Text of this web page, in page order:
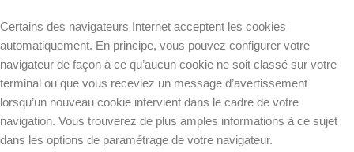
Certains des navigateurs Internet acceptent les cookies
automatiquement. En principe, vous pouvez configurer votre
navigateur de façon à ce qu’aucun cookie ne soit classé sur votre
terminal ou que vous receviez un message d’avertissement
lorsqu’un nouveau cookie intervient dans le cadre de votre
navigation. Vous trouverez de plus amples informations à ce sujet
dans les options de paramétrage de votre navigateur.